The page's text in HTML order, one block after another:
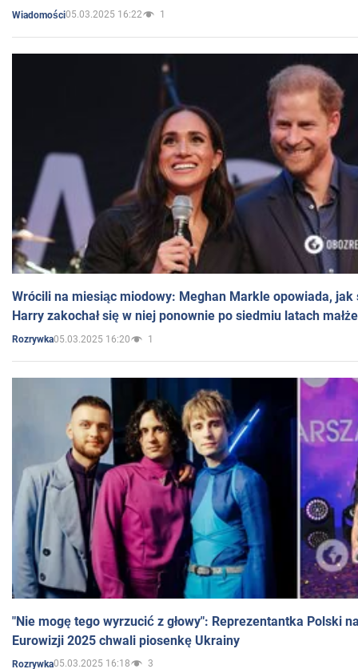
Wiadomości05.03.2025 16:22 1
Wrócili na miesiąc miodowy: Meghan Markle opowiada, jak
Harry zakochał się w niej ponownie po siedmiu latach
Rozrywka05.03.2025 16:20 1
"Nie mogę tego wyrzucić z głowy": Reprezentantka Polski
Eurowizji 2025 chwali piosenkę Ukrainy
Rozrywka05.03.2025 16:18 3